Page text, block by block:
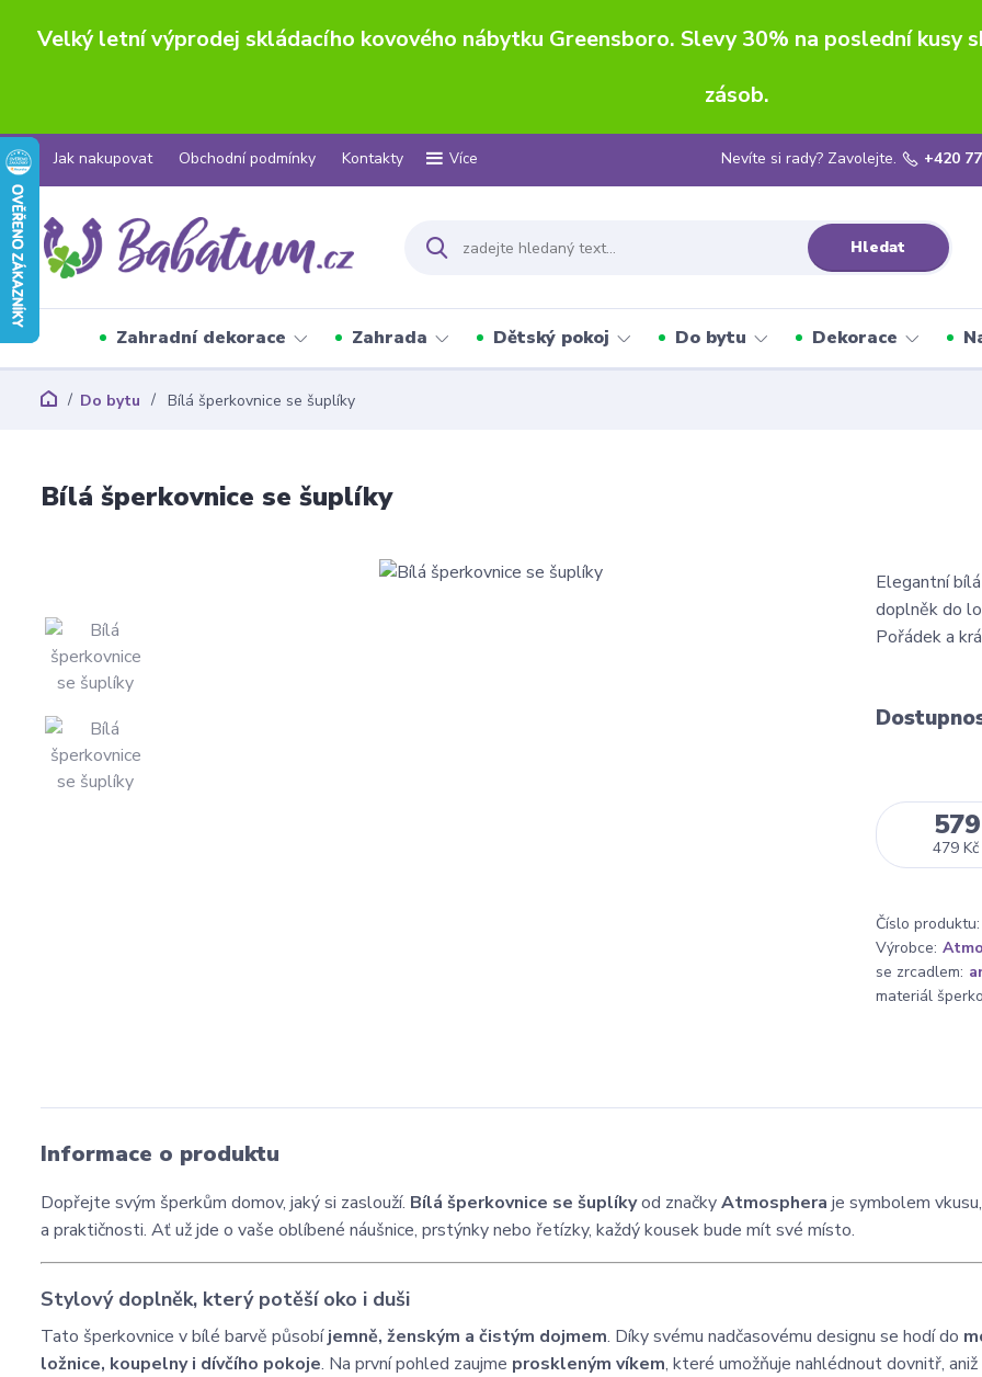
Velký letní výprodej skládacího kovového nábytku Greensboro. Slevy 30% na poslední kusy
zásob.
Jak nakupovat Obchodní podmínky Kontakty Více
Hledat
Nevíte si rady? Zavolejte. +420
Zahradní dekorace Zahrada Dětský pokoj Do bytu Dekorace
Do bytu Bílá šperkovnice se šuplíky
Bílá šperkovnice se šuplíky
Elegantní
doplněk do
Pořádek a
479 Kč
Číslo produktu:
Výrobce:
se zrcadlem:
materiál
Informace o produktu
Dopřejte svým šperkům domov, jaký si zaslouží. Bílá šperkovnice se šuplíkyod značkyAtmosphera je symbolem
a praktičnosti. Ať už jde o vaše oblíbené náušnice, prstýnky nebo řetízky, každý kousek bude mít své místo.
Stylový doplněk, který potěší oko i duši
Tato šperkovnice v bílé barvě působíjemně, ženským a čistým dojmem. Díky svému nadčasovému designu se hodí do
ložnice, koupelny i dívčího pokoje. Na první pohled zaujme proskleným víkem, které umožňuje nahlédnout dovnitř,